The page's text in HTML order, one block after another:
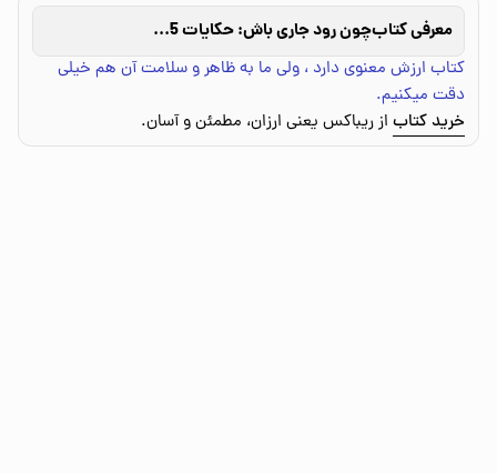
معرفی کتاب چون رود جاری باش: حکایات 2005 - 1998
کتاب ارزش معنوی دارد ، ولی ما به ظاهر و سلامت آن هم خیلی
دقت میکنیم.
خرید کتاب از ریباکس یعنی ارزان، مطمئن و آسان.